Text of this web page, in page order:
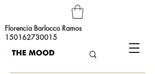
Florencia Barlocco Ramos
150162730015